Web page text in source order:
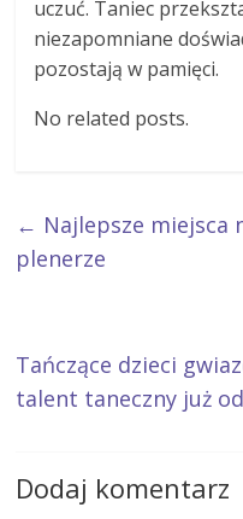
uczuć. Taniec
niezapomniane
pozostają w pamięci.
No related posts.
← Najlepsze miejsca
plenerze
Tańczące dzieci
talent taneczny już
Dodaj komentarz